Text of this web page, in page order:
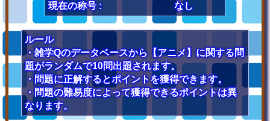
現在の称号 :
なし
ルール
・雑学Qのデータベースから【アニメ】に関する問
題がランダムで10問出題されます。
・問題に正解するとポイントを獲得できます。
・問題の難易度によって獲得できるポイントは異
なります。